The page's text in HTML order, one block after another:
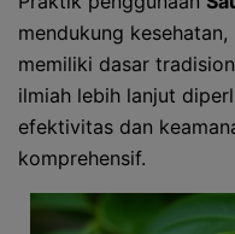
mendukung
memiliki dasar
ilmiah lebih lanjut
efektivitas dan
komprehensif.